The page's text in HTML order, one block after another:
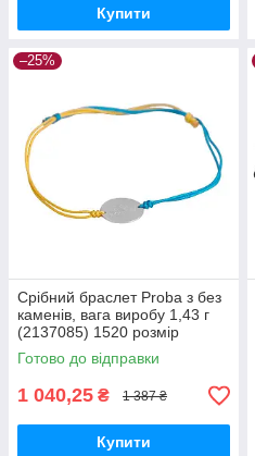
Купити
–25%
Срібний браслет Proba з без
каменів, вага виробу 1,43 г
(2137085) 1520 розмір
Готово до відправки
1 040,25 ₴ 1 387 ₴
Купити